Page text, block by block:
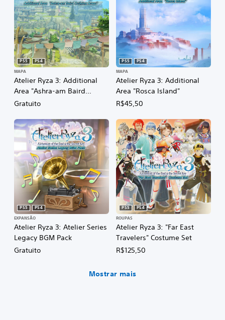
Atelier Ryza 3: Additional
Area "Ashra-am Baird
Outlying Areas"
PS5
PS4
MAPA
Gratuito
Atelier Ryza 3: Additional
Area "Rosca Island"
PS5
PS4
MAPA
R$45,50
Atelier Ryza 3: Atelier Series
Legacy BGM Pack
PS5
PS4
EXPANSÃO
Gratuito
Atelier Ryza 3: "Far East
Travelers" Costume Set
PS5
PS4
ROUPAS
R$125,50
Mostrar mais